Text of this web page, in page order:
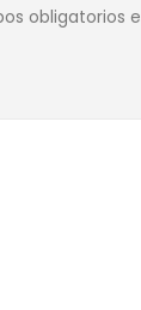
obligatorios